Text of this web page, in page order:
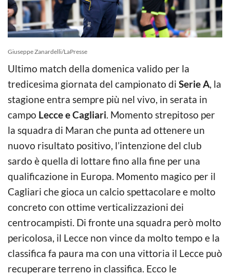
Giuseppe Zanardelli/LaPresse
Ultimo match della domenica valido per la
tredicesima giornata del campionato di Serie A, la
stagione entra sempre più nel vivo, in serata in
campo Lecce e Cagliari. Momento strepitoso per
la squadra di Maran che punta ad ottenere un
nuovo risultato positivo, l’intenzione del club
sardo è quella di lottare fino alla fine per una
qualificazione in Europa. Momento magico per il
Cagliari che gioca un calcio spettacolare e molto
concreto con ottime verticalizzazioni dei
centrocampisti. Di fronte una squadra però molto
pericolosa, il Lecce non vince da molto tempo e la
classifica fa paura ma con una vittoria il Lecce può
recuperare terreno in classifica. Ecco le